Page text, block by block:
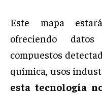
Este mapa
ofreciendo
compuestos
química, usos
esta tecnología